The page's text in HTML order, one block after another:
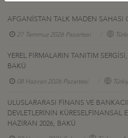
AFGANİSTAN TALK MADEN SAHASI
27 Temmuz 2026 Pazartesi
YEREL FİRMALARIN TANITIM
BAKÜ
08 Haziran 2026 Pazartesi
ULUSLARARASI FİNANS VE
DEVLETLERİNİN KÜRESELFİNANSAL
HAZİRAN 2026, BAKÜ